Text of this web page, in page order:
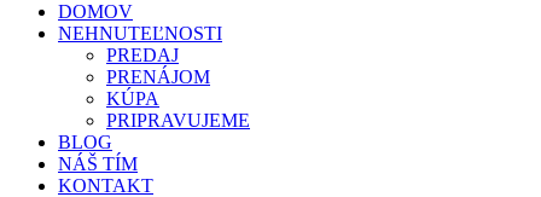
DOMOV
NEHNUTEĽNOSTI
PREDAJ
PRENÁJOM
KÚPA
PRIPRAVUJEME
BLOG
NÁŠ TÍM
KONTAKT